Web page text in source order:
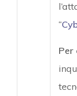
“
Per